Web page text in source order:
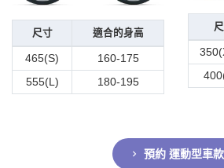
尺寸 適合的身高
465(S)
160-175
555(L)
180-195
預約 運動型車款